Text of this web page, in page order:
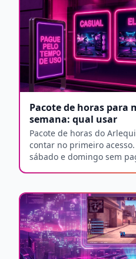
Pacote de horas para
semana: qual usar
Pacote de horas do
contar no primeiro
sábado e domingo sem